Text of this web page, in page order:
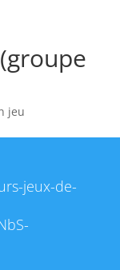
jeu
jeux-de-